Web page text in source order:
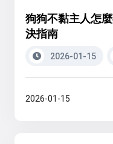
狗狗不黏主人怎
決指南
2026-01-15
2026-01-15